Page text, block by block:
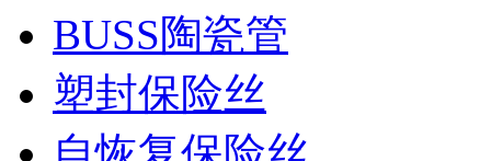
BUSS陶瓷管
塑封保险丝